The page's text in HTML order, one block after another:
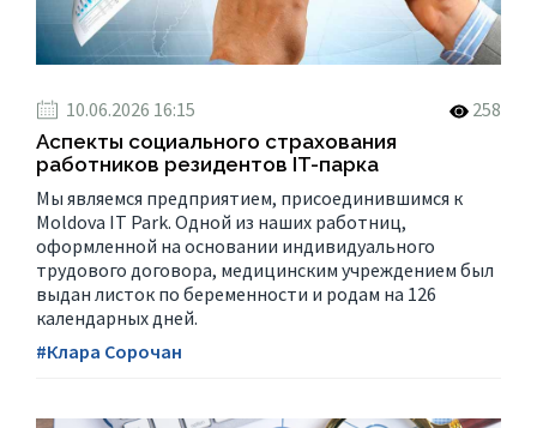
10.06.2026 16:15
258
Аспекты социального страхования
работников резидентов IT-парка
Мы являемся предприятием, присоединившимся к
Moldova IT Park. Одной из наших работниц,
оформленной на основании индивидуального
трудового договора, медицинским учреждением был
выдан листок по беременности и родам на 126
календарных дней.
#Клара Сорочан